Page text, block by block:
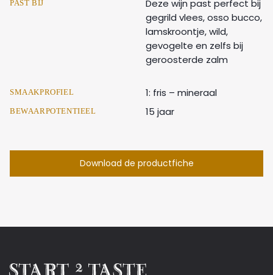
PAST BIJ
Deze wijn past perfect bij
gegrild vlees, osso bucco,
lamskroontje, wild,
gevogelte en zelfs bij
geroosterde zalm
SMAAKPROFIEL 1: fris – mineraal
BEWAARPOTENTIEEL 15 jaar
Download de productfiche